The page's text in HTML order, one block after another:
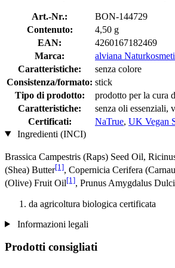
Art.-Nr.:
BON-144729
Contenuto:
4,50 g
EAN:
4260167182469
Marca:
alviana
Caratteristiche:
senza colore
Consistenza/formato: stick
Tipo di prodotto:
prodotto per la cura
Caratteristiche:
senza oli essenziali,
Certificati:
NaTrue, UK Vegan
Ingredienti (INCI)
Brassica Campestris (Raps) Seed Oil,
(Shea) Butter[1], Copernicia Cerifera
(Olive) Fruit Oil[1], Prunus Amygdalus
da agricoltura biologica certificata
Informazioni legali
Prodotti consigliati